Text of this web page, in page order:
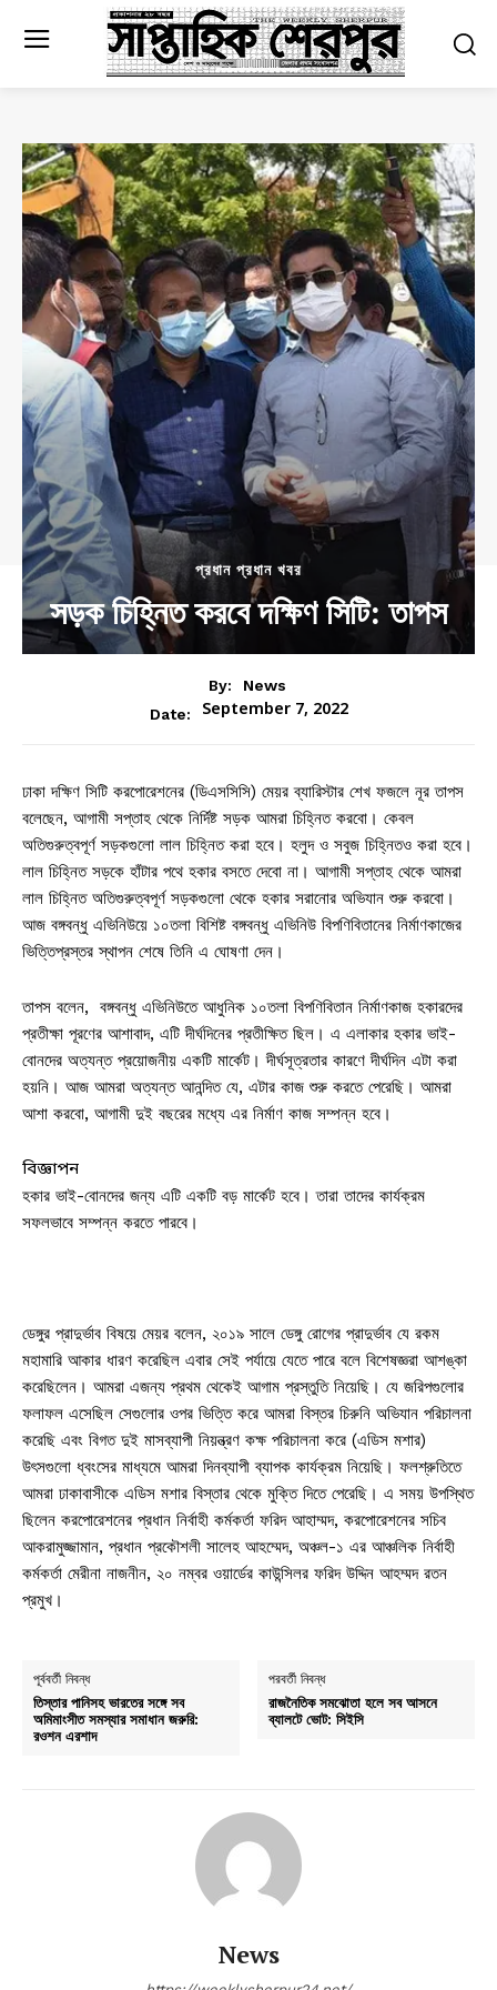
প্রধান প্রধান খবর
সড়ক চিহ্নিত করবে দক্ষিণ সিটি: তাপস
By:
News
Date:
September 7, 2022
ঢাকা দক্ষিণ সিটি করপোরেশনের (ডিএসসিসি) মেয়র ব্যারিস্টার শেখ ফজলে নূর তাপস
বলেছেন, আগামী সপ্তাহ থেকে নির্দিষ্ট সড়ক আমরা চিহ্নিত করবো। কেবল
অতিগুরুত্বপূর্ণ সড়কগুলো লাল চিহ্নিত করা হবে। হলুদ ও সবুজ চিহ্নিতও করা হবে।
লাল চিহ্নিত সড়কে হাঁটার পথে হকার বসতে দেবো না। আগামী সপ্তাহ থেকে আমরা
লাল চিহ্নিত অতিগুরুত্বপূর্ণ সড়কগুলো থেকে হকার সরানোর অভিযান শুরু করবো।
আজ বঙ্গবন্ধু এভিনিউয়ে ১০তলা বিশিষ্ট বঙ্গবন্ধু এভিনিউ বিপণিবিতানের নির্মাণকাজের
ভিত্তিপ্রস্তর স্থাপন শেষে তিনি এ ঘোষণা দেন।
তাপস বলেন, বঙ্গবন্ধু এভিনিউতে আধুনিক ১০তলা বিপণিবিতান নির্মাণকাজ হকারদের
প্রতীক্ষা পূরণের আশাবাদ, এটি দীর্ঘদিনের প্রতীক্ষিত ছিল। এ এলাকার হকার ভাই-
বোনদের অত্যন্ত প্রয়োজনীয় একটি মার্কেট। দীর্ঘসূত্রতার কারণে দীর্ঘদিন এটা করা
হয়নি। আজ আমরা অত্যন্ত আনন্দিত যে, এটার কাজ শুরু করতে পেরেছি। আমরা
আশা করবো, আগামী দুই বছরের মধ্যে এর নির্মাণ কাজ সম্পন্ন হবে।
বিজ্ঞাপন
হকার ভাই-বোনদের জন্য এটি একটি বড় মার্কেট হবে। তারা তাদের কার্যক্রম
সফলভাবে সম্পন্ন করতে পারবে।
ডেঙ্গুর প্রাদুর্ভাব বিষয়ে মেয়র বলেন, ২০১৯ সালে ডেঙ্গু রোগের প্রাদুর্ভাব যে রকম
মহামারি আকার ধারণ করেছিল এবার সেই পর্যায়ে যেতে পারে বলে বিশেষজ্ঞরা আশঙ্কা
করেছিলেন। আমরা এজন্য প্রথম থেকেই আগাম প্রস্তুতি নিয়েছি। যে জরিপগুলোর
ফলাফল এসেছিল সেগুলোর ওপর ভিত্তি করে আমরা বিস্তর চিরুনি অভিযান পরিচালনা
করেছি এবং বিগত দুই মাসব্যাপী নিয়ন্ত্রণ কক্ষ পরিচালনা করে (এডিস মশার)
উৎসগুলো ধ্বংসের মাধ্যমে আমরা দিনব্যাপী ব্যাপক কার্যক্রম নিয়েছি। ফলশ্রুতিতে
আমরা ঢাকাবাসীকে এডিস মশার বিস্তার থেকে মুক্তি দিতে পেরেছি। এ সময় উপস্থিত
ছিলেন করপোরেশনের প্রধান নির্বাহী কর্মকর্তা ফরিদ আহাম্মদ, করপোরেশনের সচিব
আকরামুজ্জামান, প্রধান প্রকৌশলী সালেহ আহম্মেদ, অঞ্চল-১ এর আঞ্চলিক নির্বাহী
কর্মকর্তা মেরীনা নাজনীন, ২০ নম্বর ওয়ার্ডের কাউন্সিলর ফরিদ উদ্দিন আহম্মদ রতন
প্রমুখ।
পূর্ববর্তী নিবন্ধ
তিস্তার পানিসহ ভারতের সঙ্গে সব
অমিমাংসীত সমস্যার সমাধান জরুরি:
রওশন এরশাদ
পরবর্তী নিবন্ধ
রাজনৈতিক সমঝোতা হলে সব আসনে
ব্যালটে ভোট: সিইসি
News